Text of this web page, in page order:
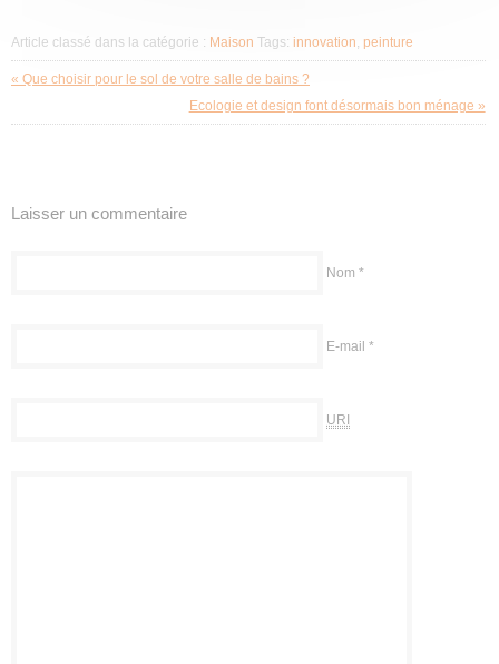
Article classé dans la catégorie : Maison Tags: innovation, peinture
« Que choisir pour le sol de votre salle de bains ?
Ecologie et design font désormais bon ménage »
Laisser un commentaire
Nom *
E-mail *
URI